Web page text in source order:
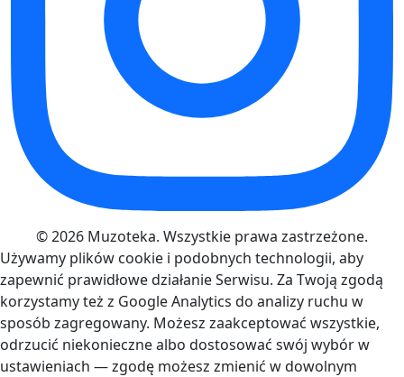
© 2026 Muzoteka. Wszystkie prawa zastrzeżone.
Używamy plików cookie i podobnych technologii, aby
zapewnić prawidłowe działanie Serwisu. Za Twoją zgodą
korzystamy też z Google Analytics do analizy ruchu w
sposób zagregowany. Możesz zaakceptować wszystkie,
odrzucić niekonieczne albo dostosować swój wybór w
ustawieniach — zgodę możesz zmienić w dowolnym